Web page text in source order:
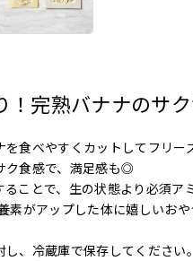
！完熟バナナのサ
食べやすくカットしてフリー
ク食感で、満足感も◎
ることで、生の状態より必須
素がアップした体に嬉しいおや
、冷蔵庫で保存してください。